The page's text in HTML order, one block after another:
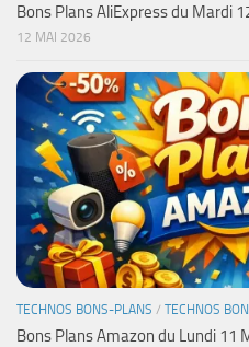
Bons Plans AliExpress du Mardi
12 MAI 2026
TECHNOS BONS-PLANS / TECHNOS
Bons Plans Amazon du Lundi 11